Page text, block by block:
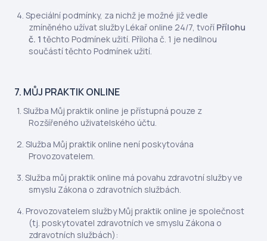
Speciální podmínky, za nichž je možné již vedle
zmíněného užívat služby Lékař online 24/7, tvoří Přílohu
č. 1 těchto Podmínek užití. Příloha č. 1 je nedílnou
součástí těchto Podmínek užití.
7. MŮJ PRAKTIK ONLINE
Služba Můj praktik online je přístupná pouze z
Rozšířeného uživatelského účtu.
Služba Můj praktik online není poskytována
Provozovatelem.
Služba můj praktik online má povahu zdravotní služby ve
smyslu Zákona o zdravotních službách.
Provozovatelem služby Můj praktik online je společnost
(tj. poskytovatel zdravotních ve smyslu Zákona o
zdravotních službách):